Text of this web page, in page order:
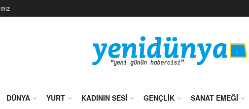
DÜNYA YURT KADININ SESI GENÇLIK SANAT EMEĞI